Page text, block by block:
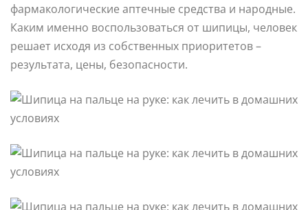
фармакологические аптечные средства и народные.
Каким именно воспользоваться от шипицы, человек
решает исходя из собственных приоритетов –
результата, цены, безопасности.